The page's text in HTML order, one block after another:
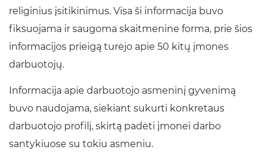
religinius įsitikinimus. Visa ši informacija buvo
fiksuojama ir saugoma skaitmenine forma, prie šios
informacijos prieigą turėjo apie 50 kitų įmonės
darbuotojų.
Informacija apie darbuotojo asmeninį gyvenimą
buvo naudojama, siekiant sukurti konkretaus
darbuotojo profilį, skirtą padėti įmonei darbo
santykiuose su tokiu asmeniu.